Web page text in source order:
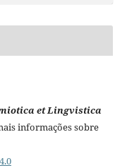
et Lingvistica
informações sobre